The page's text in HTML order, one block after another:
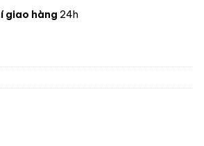
giao hàng 24h